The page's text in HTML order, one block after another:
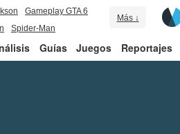
Gameplay GTA 6
Spider-Man
Más ↓
Guías Juegos Reportajes